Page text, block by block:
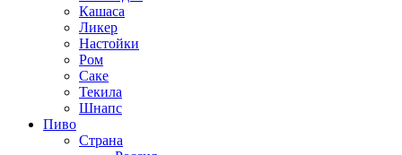
Кашаса
Ликер
Настойки
Ром
Саке
Текила
Шнапс
Пиво
Страна